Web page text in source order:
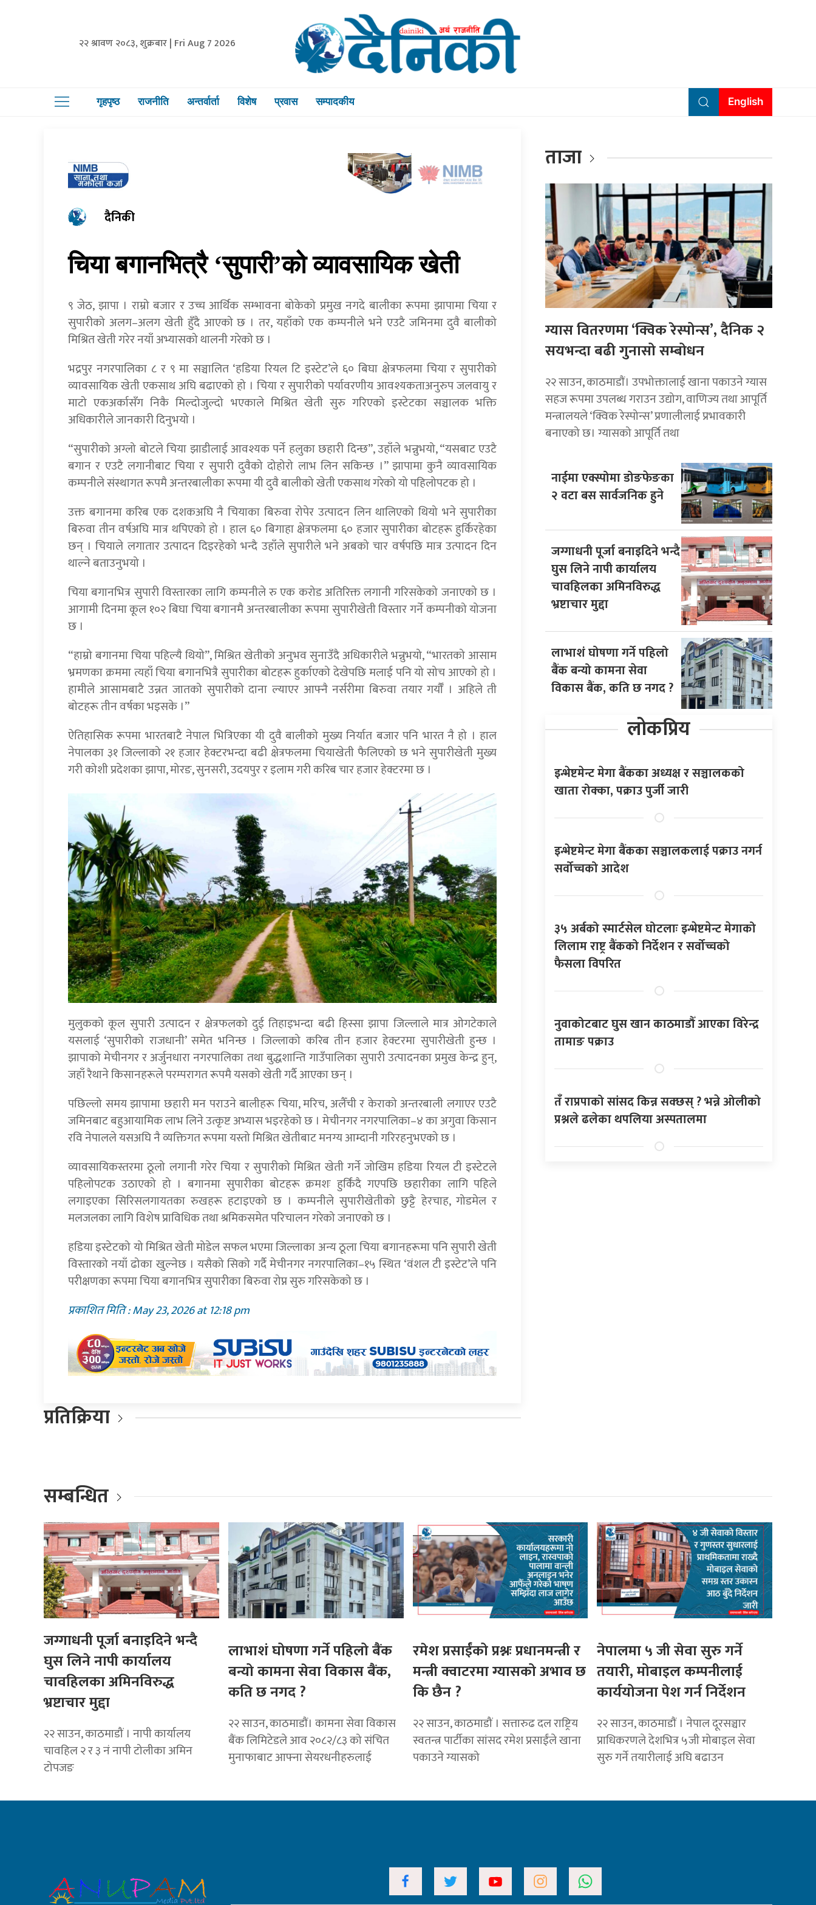
२२ श्रावण २०८३, शुक्रबार | Fri Aug 7 2026
गृहपृष्ठ राजनीति अन्तर्वार्ता विशेष प्रवास सम्पादकीय English
दैनिकी
चिया बगानभित्रै ‘सुपारी’को व्यावसायिक खेती
९ जेठ, झापा । राम्रो बजार र उच्च आर्थिक सम्भावना बोकेको प्रमुख नगदे बालीका रूपमा झापामा चिया र
सुपारीको अलग–अलग खेती हुँदै आएको छ । तर, यहाँको एक कम्पनीले भने एउटै जमिनमा दुवै बालीको
मिश्रित खेती गरेर नयाँ अभ्यासको थालनी गरेको छ ।
भद्रपुर नगरपालिका ८ र ९ मा सञ्चालित ‘हडिया रियल टि इस्टेट’ले ६० बिघा क्षेत्रफलमा चिया र सुपारीको
व्यावसायिक खेती एकसाथ अघि बढाएको हो । चिया र सुपारीको पर्यावरणीय आवश्यकताअनुरुप जलवायु र
माटो एकअर्कासँग निकै मिल्दोजुल्दो भएकाले मिश्रित खेती सुरु गरिएको इस्टेटका सञ्चालक भक्ति
अधिकारीले जानकारी दिनुभयो ।
“सुपारीको अग्लो बोटले चिया झाडीलाई आवश्यक पर्ने हलुका छहारी दिन्छ”, उहाँले भन्नुभयो, “यसबाट एउटै
बगान र एउटै लगानीबाट चिया र सुपारी दुवैको दोहोरो लाभ लिन सकिन्छ ।” झापामा कुनै व्यावसायिक
कम्पनीले संस्थागत रूपमै अन्तरबालीका रूपमा यी दुवै बालीको खेती एकसाथ गरेको यो पहिलोपटक हो ।
उक्त बगानमा करिब एक दशकअघि नै चियाका बिरुवा रोपेर उत्पादन लिन थालिएको थियो भने सुपारीका
बिरुवा तीन वर्षअघि मात्र थपिएको हो । हाल ६० बिगाहा क्षेत्रफलमा ६० हजार सुपारीका बोटहरू हुर्किरहेका
छन् । चियाले लगातार उत्पादन दिइरहेको भन्दै उहाँले सुपारीले भने अबको चार वर्षपछि मात्र उत्पादन दिन
थाल्ने बताउनुभयो ।
चिया बगानभित्र सुपारी विस्तारका लागि कम्पनीले रु एक करोड अतिरिक्त लगानी गरिसकेको जनाएको छ ।
आगामी दिनमा कूल १०२ बिघा चिया बगानमै अन्तरबालीका रूपमा सुपारीखेती विस्तार गर्ने कम्पनीको योजना
छ ।
“हाम्रो बगानमा चिया पहिल्यै थियो”, मिश्रित खेतीको अनुभव सुनाउँदै अधिकारीले भन्नुभयो, “भारतको आसाम
भ्रमणका क्रममा त्यहाँ चिया बगानभित्रै सुपारीका बोटहरू हुर्काएको देखेपछि मलाई पनि यो सोच आएको हो ।
हामीले आसामबाटै उन्नत जातको सुपारीको दाना ल्याएर आफ्नै नर्सरीमा बिरुवा तयार गर्यौँ । अहिले ती
बोटहरू तीन वर्षका भइसके ।”
ऐतिहासिक रूपमा भारतबाटै नेपाल भित्रिएका यी दुवै बालीको मुख्य निर्यात बजार पनि भारत नै हो । हाल
नेपालका ३१ जिल्लाको २१ हजार हेक्टरभन्दा बढी क्षेत्रफलमा चियाखेती फैलिएको छ भने सुपारीखेती मुख्य
गरी कोशी प्रदेशका झापा, मोरङ, सुनसरी, उदयपुर र इलाम गरी करिब चार हजार हेक्टरमा छ ।
मुलुकको कूल सुपारी उत्पादन र क्षेत्रफलको दुई तिहाइभन्दा बढी हिस्सा झापा जिल्लाले मात्र ओगटेकाले
यसलाई ‘सुपारीको राजधानी’ समेत भनिन्छ । जिल्लाको करिब तीन हजार हेक्टरमा सुपारीखेती हुन्छ ।
झापाको मेचीनगर र अर्जुनधारा नगरपालिका तथा बुद्धशान्ति गाउँपालिका सुपारी उत्पादनका प्रमुख केन्द्र हुन्,
जहाँ रैथाने किसानहरूले परम्परागत रूपमै यसको खेती गर्दै आएका छन् ।
पछिल्लो समय झापामा छहारी मन पराउने बालीहरू चिया, मरिच, अलैँची र केराको अन्तरबाली लगाएर एउटै
जमिनबाट बहुआयामिक लाभ लिने उत्कृष्ट अभ्यास भइरहेको छ । मेचीनगर नगरपालिका–४ का अगुवा किसान
रवि नेपालले यसअघि नै व्यक्तिगत रूपमा यस्तो मिश्रित खेतीबाट मनग्य आम्दानी गरिरहनुभएको छ ।
व्यावसायिकस्तरमा ठूलो लगानी गरेर चिया र सुपारीको मिश्रित खेती गर्ने जोखिम हडिया रियल टी इस्टेटले
पहिलोपटक उठाएको हो । बगानमा सुपारीका बोटहरू क्रमशः हुर्किंदै गएपछि छहारीका लागि पहिले
लगाइएका सिरिसलगायतका रुखहरू हटाइएको छ । कम्पनीले सुपारीखेतीको छुट्टै हेरचाह, गोडमेल र
मलजलका लागि विशेष प्राविधिक तथा श्रमिकसमेत परिचालन गरेको जनाएको छ ।
हडिया इस्टेटको यो मिश्रित खेती मोडेल सफल भएमा जिल्लाका अन्य ठूला चिया बगानहरूमा पनि सुपारी खेती
विस्तारको नयाँ ढोका खुल्नेछ । यसैको सिको गर्दै मेचीनगर नगरपालिका–१५ स्थित ‘वंशल टी इस्टेट’ले पनि
परीक्षणका रूपमा चिया बगानभित्र सुपारीका बिरुवा रोप्न सुरु गरिसकेको छ ।
प्रकाशित मिति : May 23, 2026 at 12:18 pm
प्रतिक्रिया
ताजा
ग्यास वितरणमा ‘क्विक रेस्पोन्स’, दैनिक २
सयभन्दा बढी गुनासो सम्बोधन
२२ साउन, काठमाडाैं। उपभोक्तालाई खाना पकाउने ग्यास
सहज रूपमा उपलब्ध गराउन उद्योग, वाणिज्य तथा आपूर्ति
मन्त्रालयले ‘क्विक रेस्पोन्स’ प्रणालीलाई प्रभावकारी
बनाएको छ। ग्यासको आपूर्ति तथा
नाईमा एक्स्पोमा डोङफेङका
२ वटा बस सार्वजनिक हुने
जग्गाधनी पूर्जा बनाइदिने भन्दै
घुस लिने नापी कार्यालय
चावहिलका अमिनविरुद्ध
भ्रष्टाचार मुद्दा
लाभाशं घोषणा गर्ने पहिलो
बैंक बन्यो कामना सेवा
विकास बैंक, कति छ नगद ?
लोकप्रिय
इन्भेष्टमेन्ट मेगा बैंकका अध्यक्ष र सञ्चालकको
खाता रोक्का, पक्राउ पुर्जी जारी
इन्भेष्टमेन्ट मेगा बैंकका सञ्चालकलाई पक्राउ नगर्न
सर्वोच्चको आदेश
३५ अर्बको स्मार्टसेल घोटलाः इन्भेष्टमेन्ट मेगाको
लिलाम राष्ट्र बैंकको निर्देशन र सर्वोच्चको
फैसला विपरित
नुवाकोटबाट घुस खान काठमाडौँ आएका विरेन्द्र
तामाङ पक्राउ
तँ राप्रपाको सांसद किन्न सक्छस् ? भन्ने ओलीको
प्रश्नले ढलेका थपलिया अस्पतालमा
सम्बन्धित
जग्गाधनी पूर्जा बनाइदिने भन्दै
घुस लिने नापी कार्यालय
चावहिलका अमिनविरुद्ध
भ्रष्टाचार मुद्दा
२२ साउन, काठमाडौं । नापी कार्यालय
चावहिल २ र ३ नं नापी टोलीका अमिन
टोपजङ
लाभाशं घोषणा गर्ने पहिलो बैंक
बन्यो कामना सेवा विकास बैंक,
कति छ नगद ?
२२ साउन, काठमाडाैं। कामना सेवा विकास
बैंक लिमिटेडले आव २०८२/८३ को संचित
मुनाफाबाट आफ्ना सेयरधनीहरुलाई
रमेश प्रसाईंको प्रश्नः प्रधानमन्त्री र
मन्त्री क्वाटरमा ग्यासको अभाव छ
कि छैन ?
२२ साउन, काठमाडौं । सत्तारुढ दल राष्ट्रिय
स्वतन्त्र पार्टीका सांसद रमेश प्रसाईंले खाना
पकाउने ग्यासको
नेपालमा ५ जी सेवा सुरु गर्ने
तयारी, मोबाइल कम्पनीलाई
कार्ययोजना पेश गर्न निर्देशन
२२ साउन, काठमाडाैं । नेपाल दूरसञ्चार
प्राधिकरणले देशभित्र ५जी मोबाइल सेवा
सुरु गर्ने तयारीलाई अघि बढाउन